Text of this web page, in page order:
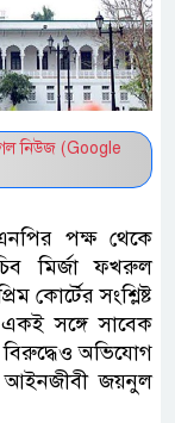
নিউজ (Google
পক্ষ থেকে
মির্জা ফখরুল
কোর্টের সংশ্লিষ্ট
সঙ্গে সাবেক
অভিযোগ
আইনজীবী জয়নুল